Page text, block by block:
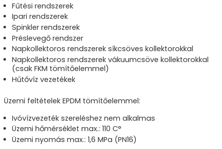
Fűtési rendszerek
Ipari rendszerek
Spinkler rendszerek
Préslevegő rendszer
Napkollektoros rendszerek síkcsöves kollektorokkal
Napkollektoros rendszerek vákuumcsöve kollektorokkal
(csak FKM tömítőelemmel)
Hűtővíz vezetékek
Üzemi feltételek EPDM tömítőelemmel:
Ivóvízvezeték szereléshez nem alkalmas
Üzemi hőmérséklet max.: 110 C°
Üzemi nyomás max.: 1,6 MPa (PN16)